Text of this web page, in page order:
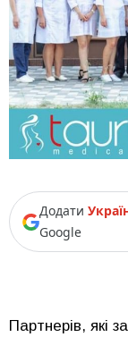
Додати
Google
Партнерів, які